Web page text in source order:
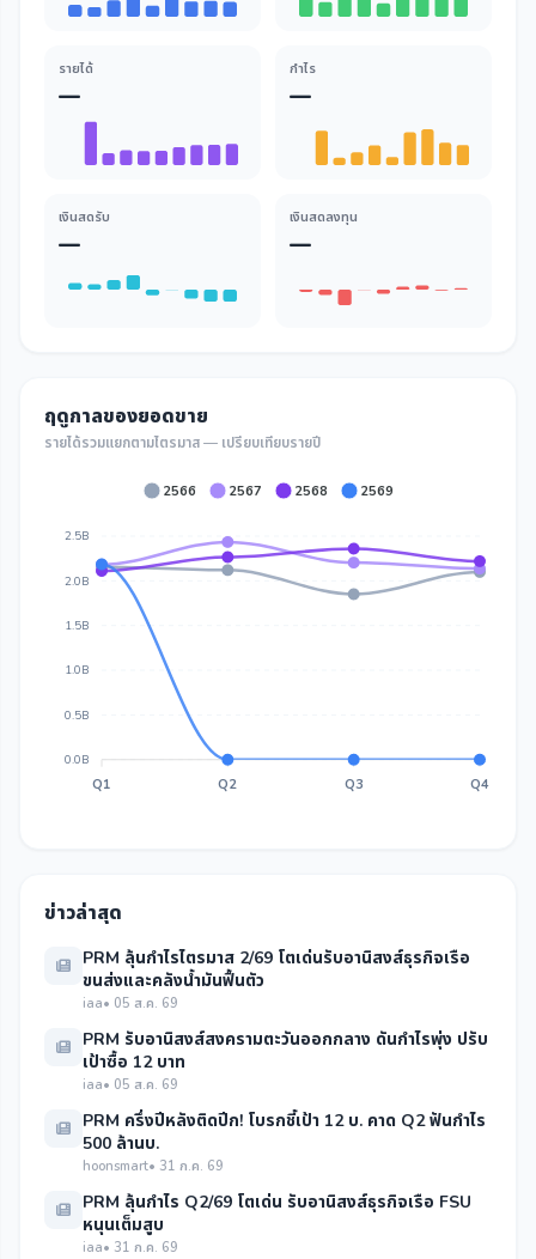
รายได้
—
กำไร
—
เงินสดรับ
—
เงินสดลงทุน
—
ฤดูกาลของยอดขาย
รายได้รวมแยกตามไตรมาส — เปรียบเทียบรายปี
2566 2567 2568 2569
2.5B
2.0B
1.5B
1.0B
0.5B
0.0B
Q1 Q2 Q3 Q4
ข่าวล่าสุด
PRM ลุ้นกำไรไตรมาส 2/69 โตเด่นรับอานิสงส์ธุรกิจเรือ
ขนส่งและคลังน้ำมันฟื้นตัว
iaa• 05 ส.ค. 69
PRM รับอานิสงส์สงครามตะวันออกกลาง ดันกำไรพุ่ง ปรับ
เป้าซื้อ 12 บาท
iaa• 05 ส.ค. 69
PRM ครึ่งปีหลังติดปีก! โบรกชี้เป้า 12 บ. คาด Q2 ฟันกำไร
500 ล้านบ.
hoonsmart• 31 ก.ค. 69
PRM ลุ้นกำไร Q2/69 โตเด่น รับอานิสงส์ธุรกิจเรือ FSU
หนุนเต็มสูบ
iaa• 31 ก.ค. 69